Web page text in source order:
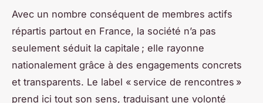
Avec un nombre conséquent de membres actifs
répartis partout en France, la société n’a pas
seulement séduit la capitale ; elle rayonne
nationalement grâce à des engagements concrets
et transparents. Le label « service de rencontres »
prend ici tout son sens, traduisant une volonté